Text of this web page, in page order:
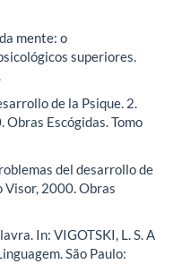
mente: o
superiores.
de la Psique. 2.
Escógidas. Tomo
del desarrollo de
Visor, 2000. Obras
In: VIGOTSKI, L. S. A
São Paulo: